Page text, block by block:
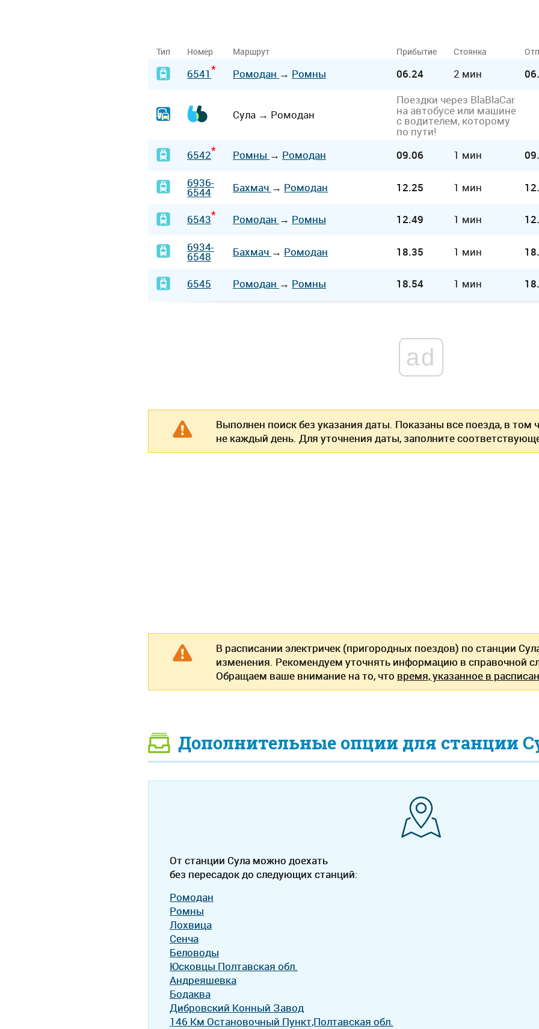
Тип Номер Маршрут Прибытие Стоянка
6541* Ромодан → Ромны 06.24 2 мин
Сула → Ромодан
Поездки через BlaBlaCar
на автобусе или машине
с водителем, которому
по пути!
6542* Ромны → Ромодан 09.06 1 мин
6936-
6544 Бахмач → Ромодан 12.25 1 мин
6543* Ромодан → Ромны 12.49 1 мин
6934-
6548 Бахмач → Ромодан 18.35 1 мин
6545 Ромодан → Ромны 18.54 1 мин
ad
Выполнен поиск без указания даты. Показаны все поезда, в том
не каждый день. Для уточнения даты, заполните
В расписании электричек (пригородных поездов) по станции
изменения. Рекомендуем уточнять информацию в справочной
Обращаем ваше внимание на то, что время, указанное в
Дополнительные опции для станции
От станции Сула можно доехать
без пересадок до следующих станций:
Ромодан
Ромны
Лохвица
Сенча
Беловоды
Юсковцы Полтавская обл.
Андреяшевка
Бодаква
Дибровский Конный Завод
146 Км Остановочный Пункт,Полтавская обл.